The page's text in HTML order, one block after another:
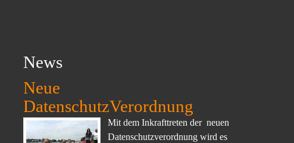
News
Neue
DatenschutzVerordnung
Mit dem Inkrafttreten der neuen
Datenschutzverordnung wird es